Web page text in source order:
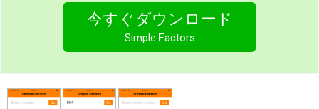
今すぐダウンロード
Simple Factors